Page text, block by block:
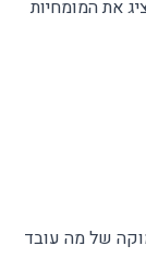
את המומחיות
של מה עובד